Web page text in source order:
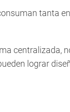
tanta
centralizada,
lograr